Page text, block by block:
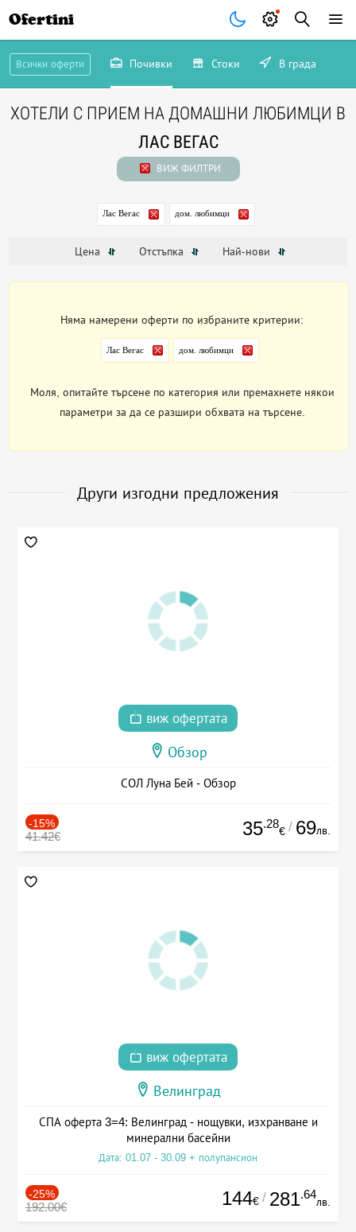
Ofertini
Всички оферти Почивки Стоки В града
ХОТЕЛИ С ПРИЕМ НА ДОМАШНИ ЛЮБИМЦИ В
ЛАС ВЕГАС
ВИЖ ФИЛТРИ
Лас Вегас дом. любимци
Цена Отстъпка Най-нови
Няма намерени оферти по избраните критерии:
Лас Вегас дом. любимци
Моля, опитайте търсене по категория или премахнете някои
параметри за да се разшири обхвата на търсене.
Други изгодни предложения
виж офертата
Обзор
СОЛ Луна Бей - Обзор
-15%
41.42€ 35.28
€ / 69лв.
виж офертата
Велинград
СПА оферта 3=4: Велинград - нощувки, изхранване и
минерални басейни
Дата: 01.07 - 30.09 + полупансион
-25%
192.00€ 144€ / 281.64
лв.